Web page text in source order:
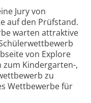
Jury von
auf den Prüfstand.
warten attraktive
von Explore
zum Kindergarten-,
zu
Wettbewerbe für